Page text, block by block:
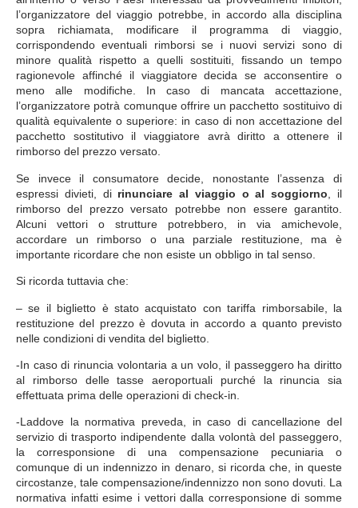
l’organizzatore del viaggio potrebbe, in accordo alla disciplina
sopra richiamata, modificare il programma di viaggio,
corrispondendo eventuali rimborsi se i nuovi servizi sono di
minore qualità rispetto a quelli sostituiti, fissando un tempo
ragionevole affinché il viaggiatore decida se acconsentire o
meno alle modifiche. In caso di mancata accettazione,
l’organizzatore potrà comunque offrire un pacchetto sostituivo di
qualità equivalente o superiore: in caso di non accettazione del
pacchetto sostitutivo il viaggiatore avrà diritto a ottenere il
rimborso del prezzo versato.
Se invece il consumatore decide, nonostante l’assenza di
espressi divieti, di rinunciare al viaggio o al soggiorno , il
rimborso del prezzo versato potrebbe non essere garantito.
Alcuni vettori o strutture potrebbero, in via amichevole,
accordare un rimborso o una parziale restituzione, ma è
importante ricordare che non esiste un obbligo in tal senso.
Si ricorda tuttavia che:
– se il biglietto è stato acquistato con tariffa rimborsabile, la
restituzione del prezzo è dovuta in accordo a quanto previsto
nelle condizioni di vendita del biglietto.
-In caso di rinuncia volontaria a un volo, il passeggero ha diritto
al rimborso delle tasse aeroportuali purché la rinuncia sia
effettuata prima delle operazioni di check-in.
-Laddove la normativa preveda, in caso di cancellazione del
servizio di trasporto indipendente dalla volontà del passeggero,
la corresponsione di una compensazione pecuniaria o
comunque di un indennizzo in denaro, si ricorda che, in queste
circostanze, tale compensazione/indennizzo non sono dovuti. La
normativa infatti esime i vettori dalla corresponsione di somme